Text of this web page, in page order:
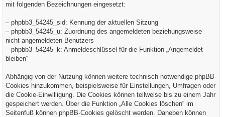
mit folgenden Bezeichnungen eingesetzt:
– phpbb3_54245_sid: Kennung der aktuellen Sitzung
– phpbb3_54245_u: Zuordnung des angemeldeten beziehungsweise
nicht angemeldeten Benutzers
– phpbb3_54245_k: Anmeldeschlüssel für die Funktion „Angemeldet
bleiben“
Abhängig von der Nutzung können weitere technisch notwendige phpBB-
Cookies hinzukommen, beispielsweise für Einstellungen, Umfragen oder
die Cookie-Einwilligung. Die Cookies können teilweise bis zu einem Jahr
gespeichert werden. Über die Funktion „Alle Cookies löschen“ im
Seitenfuß können phpBB-Cookies gelöscht werden. Daneben können